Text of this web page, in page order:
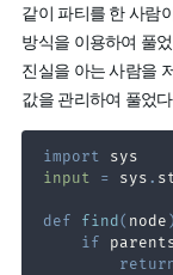
같이 파티를 한 사람
방식을 이용하여 풀
진실을 아는 사람을
값을 관리하여 풀었
import
input
= sys .
def find ( node )
if